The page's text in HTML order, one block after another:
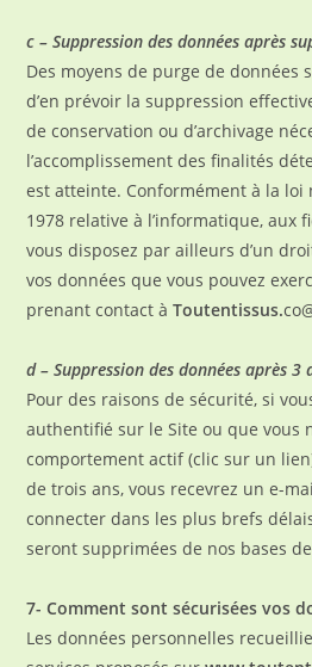
c – Suppression des données après
Des moyens de purge de données
d’en prévoir la suppression
de conservation ou d’archivage
l’accomplissement des finalités
est atteinte. Conformément à la loi
1978 relative à l’informatique, aux
vous disposez par ailleurs d’un
vos données que vous pouvez
prenant contact àToutentissus.
d – Suppression des données après 3
Pour des raisons de sécurité, si
authentifié sur le Site ou que vous
comportement actif (clic sur un
de trois ans, vous recevrez un e-
connecter dans les plus brefs
seront supprimées de nos bases
7- Comment sont sécurisées vos
Les données personnelles